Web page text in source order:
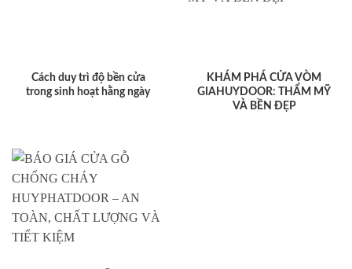
Cách duy trì độ bền cửa
trong sinh hoạt hằng ngày
KHÁM PHÁ CỬA VÒM
GIAHUYDOOR: THẨM MỸ
VÀ BỀN ĐẸP